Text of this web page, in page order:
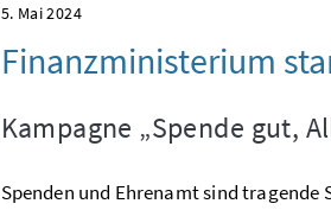
5. Mai 2024
Finanzministerium
Kampagne „Spende gut,
Spenden und Ehrenamt sind